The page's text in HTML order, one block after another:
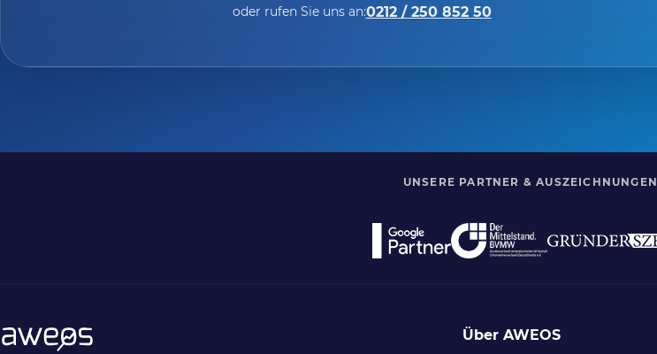
oder rufen Sie uns an:0212 / 250 852 50
UNSERE PARTNER & AUSZEICHNUNGEN
Über AWEOS